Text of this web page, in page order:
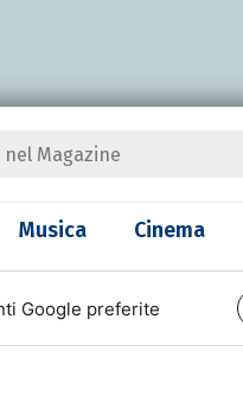
Musica Cinema
Google preferite